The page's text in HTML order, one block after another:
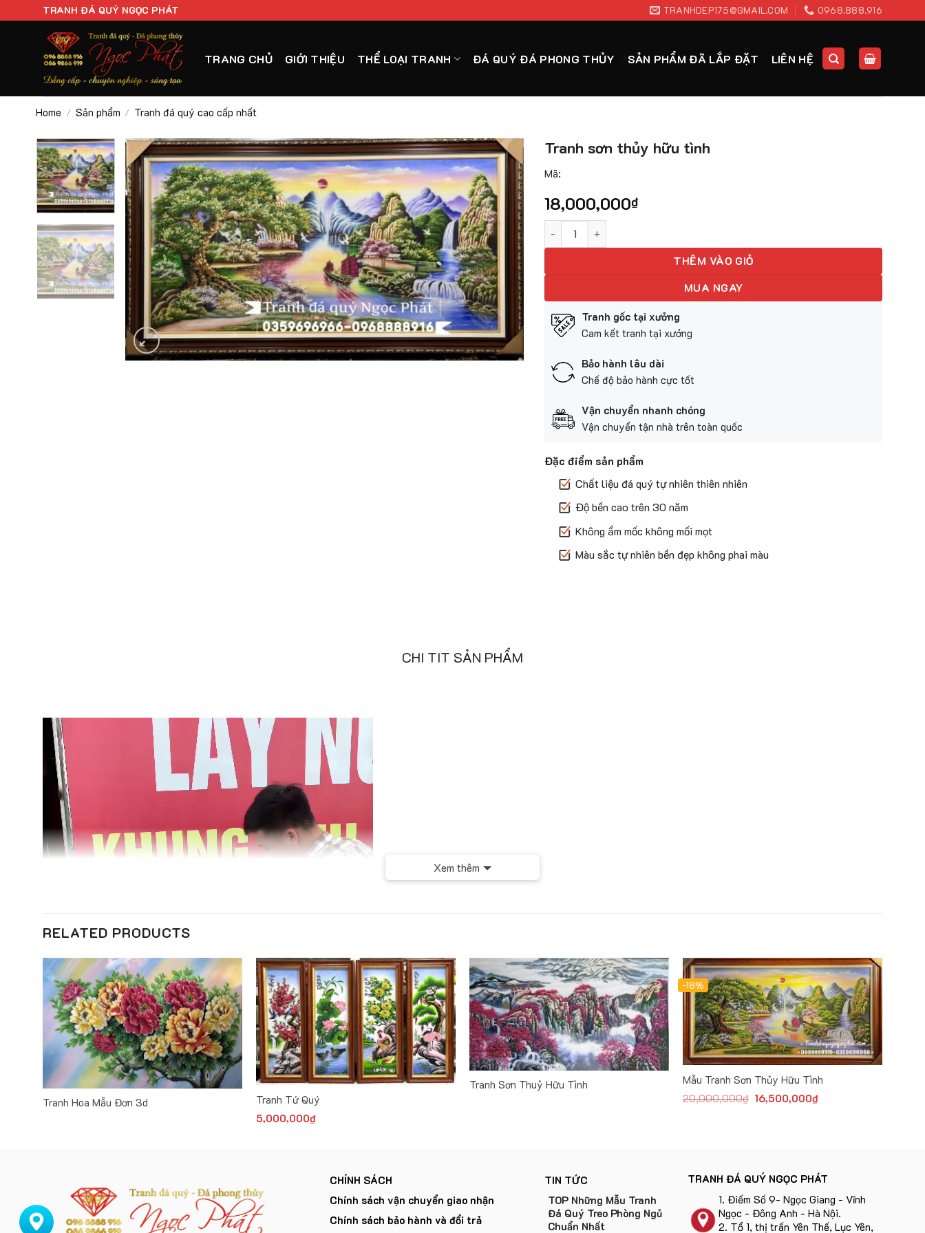
đến
TRANH ĐÁ QUÝ NGỌC PHÁT TRANHDEP175@GMAIL.COM 0968.888.916
TRANG CHỦ GIỚI THIỆU THỂ LOẠI TRANH ĐÁ QUÝ ĐÁ PHONG THỦY SẢN PHẨM ĐÃ LẮP ĐẶT LIÊN HỆ
Home / Sản phẩm / Tranh đá quý cao cấp nhất
Tranh sơn thủy hữu tình
Mã:
18,000,000₫
THÊM VÀO GIỎ
MUA NGAY
Tranh gốc tại xưởng
Cam kết tranh tại xưởng
Bảo hành lâu dài
Chế độ bảo hành cực tốt
Vận chuyển nhanh chóng
Vận chuyển tận nhà trên toàn quốc
Đặc điểm sản phẩm
Chất liệu đá quý tự nhiên thiên nhiên
Độ bền cao trên 30 năm
Không ẩm mốc không mối mọt
Màu sắc tự nhiên bền đẹp không phai màu
CHI TIT SẢN PHẨM
Trình
chơi
Video
Xem thêm
RELATED PRODUCTS
Tranh Hoa Mẫu Đơn 3d
Tranh Tứ Quý
5,000,000₫
Tranh Sơn Thuỷ Hữu Tình
-18%
Mẫu Tranh Sơn Thủy Hữu Tình
20,000,000₫ Original
price
16,500,000₫Current
CHÍNH SÁCH
Chính sách vận chuyển giao nhận
Chính sách bảo hành và đổi trả
TIN TỨC
TOP Những Mẫu Tranh
Đá Quý Treo Phòng Ngủ
Chuẩn Nhất
TRANH ĐÁ QUÝ NGỌC PHÁT
1.Điếm Số 9- Ngọc Giang - Vĩnh
Ngọc - Đông Anh - Hà Nội.
2. Tổ 1, thị trấn Yên Thế, Lục Yên,